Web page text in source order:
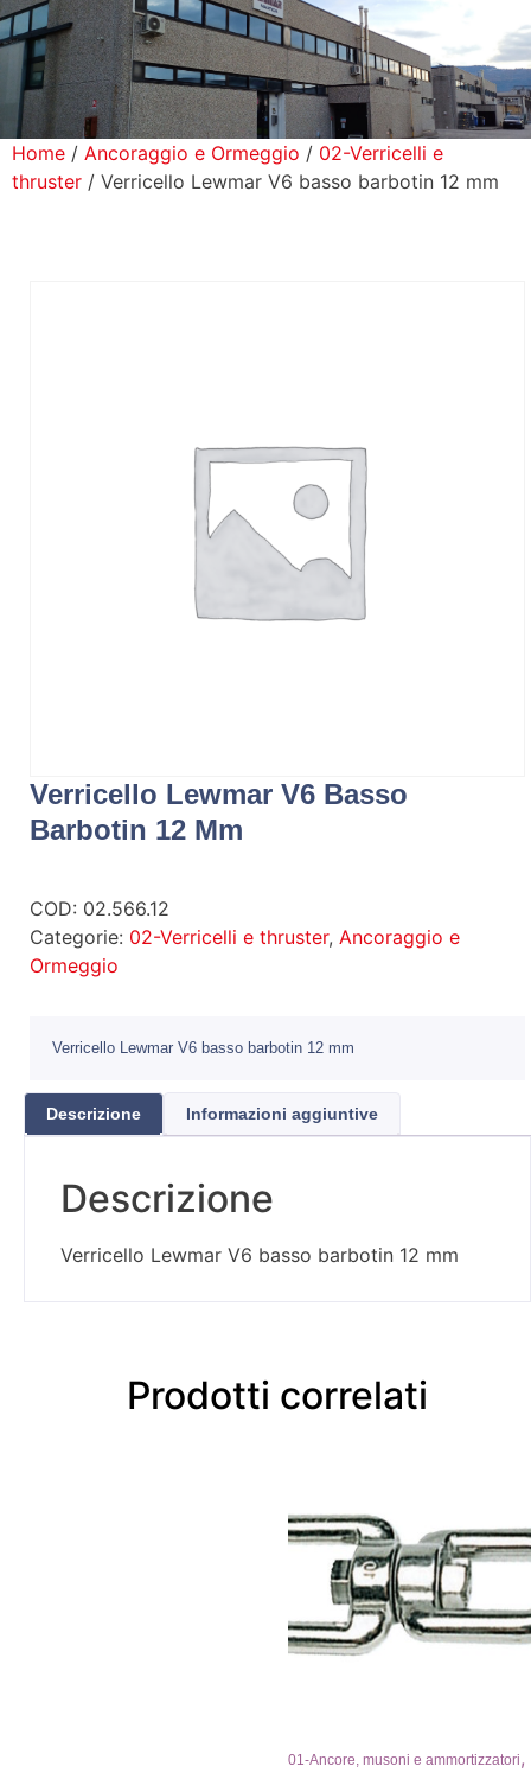
Prodotti
Home / Ancoraggio e Ormeggio / 02-Verricelli e
thruster / Verricello Lewmar V6 basso barbotin 12 mm
Verricello Lewmar V6 Basso
Barbotin 12 Mm
COD: 02.566.12
Categorie: 02-Verricelli e thruster, Ancoraggio e
Ormeggio
Verricello Lewmar V6 basso barbotin 12 mm
Descrizione Informazioni aggiuntive
Descrizione
Verricello Lewmar V6 basso barbotin 12 mm
Prodotti correlati
01-Ancore, musoni e ammortizzatori,